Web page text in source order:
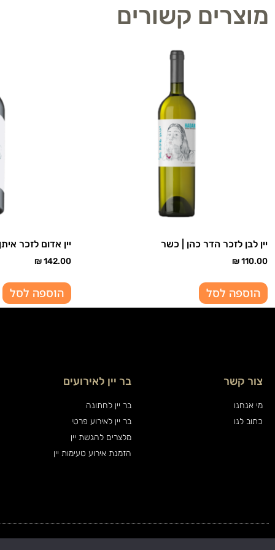
מוצרים קשורים
יין לבן לזכר הדר כהן | כשר
₪110.00
הוספה לסל
יין אדום לזכר
₪142.00
הוספה לסל
צור קשר
מי אנחנו
כתוב לנו
בר יין לאירועים
בר יין לחתונה
בר יין לאירוע פרטי
מלצרים להגשת יין
הזמנת אירוע טעימות יין